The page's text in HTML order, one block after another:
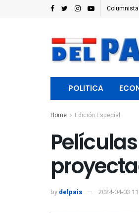
POLITICA
Home Edición Especial
by delpais 2024-04-03